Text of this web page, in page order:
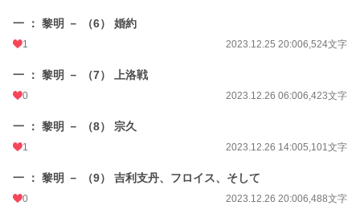
一 ： 黎明 － （6） 婚約
1 2023.12.25 20:006,524文字
一 ： 黎明 － （7） 上洛戦
0 2023.12.26 06:006,423文字
一 ： 黎明 － （8） 宗久
1 2023.12.26 14:005,101文字
一 ： 黎明 － （9） 吉利支丹、フロイス、そして
0 2023.12.26 20:006,488文字